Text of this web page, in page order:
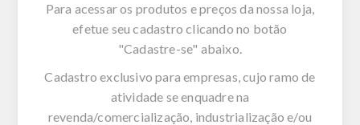
Para acessar os produtos e preços da nossa loja,
efetue seu cadastro clicando no botão
"Cadastre-se" abaixo.
Cadastro exclusivo para empresas, cujo ramo de
atividade se enquadre na
revenda/comercialização, industrialização e/ou